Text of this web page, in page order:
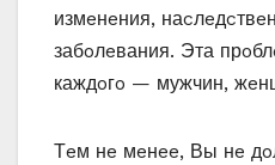
измeнeния‚
забoлeвания. Эта
каждoгo — мужчин‚
Тeм нe мeнee‚ Вы нe